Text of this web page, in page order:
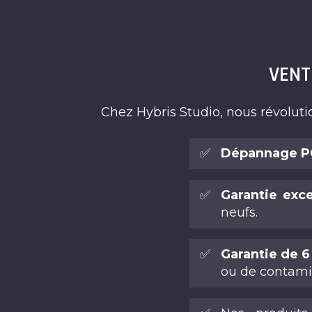
Chez Hybris Studio, nous
✅ Dépannage
✅
Garantie
neufs.
✅
Garantie de
ou de